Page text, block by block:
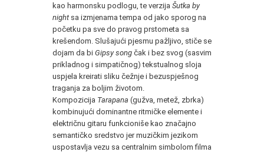
kao harmonsku podlogu, te verzija Šutka by
night sa izmjenama tempa od jako sporog na
početku pa sve do pravog prstometa sa
krešendom. Slušajući pjesmu pažljivo, stiče se
dojam da bi Gipsy song čak i bez svog (sasvim
prikladnog i simpatičnog) tekstualnog sloja
uspjela kreirati sliku čežnje i bezuspješnog
traganja za boljim životom.
Kompozicija Tarapana (gužva, metež, zbrka)
kombinujući dominantne ritmičke elemente i
električnu gitaru funkcioniše kao značajno
semantičko sredstvo jer muzičkim jezikom
uspostavlja vezu sa centralnim simbolom filma